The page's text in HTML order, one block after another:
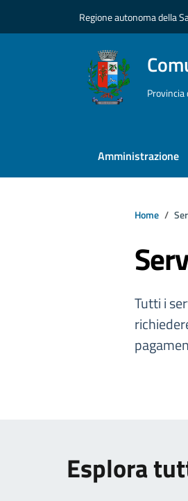
Regione autonoma della
Provincia
Amministrazione
Home
Tutti i
Esplora